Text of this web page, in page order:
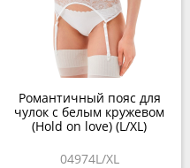
Романтичный пояс для
чулок с белым кружевом
(Hold on love) (L/XL)
04974L/XL